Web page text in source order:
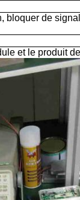
bloquer de
et le produit